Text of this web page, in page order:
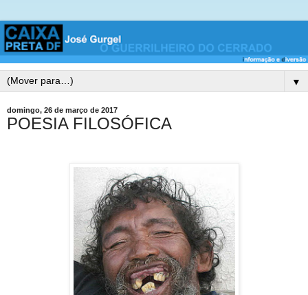
▼
domingo, 26 de março de 2017
POESIA FILOSÓFICA